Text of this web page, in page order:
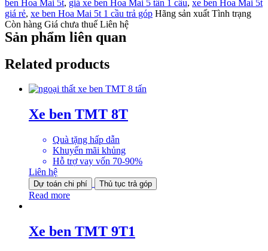
ben Hoa Mai 5t, giá xe ben Hoa Mai 5 tấn 1 cầu, xe ben Hoa Mai 5t
giá rẻ, xe ben Hoa Mai 5t 1 cầu trả góp Hãng sản xuất Tình trạng
Còn hàng Giá chưa thuế Liên hệ
Sản phẩm liên quan
Related products
Xe ben TMT 8T
Quà tặng hấp dẫn
Khuyến mãi khủng
Hỗ trợ vay vốn 70-90%
Liên hệ
Dự toán chi phí Thủ tục trả góp
Read more
Xe ben TMT 9T1